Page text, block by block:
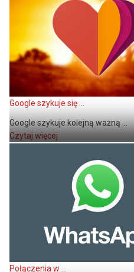
Google szykuje się ...
Google szykuje kolejną ważną ...
Czytaj więcej
Połączenia w ...